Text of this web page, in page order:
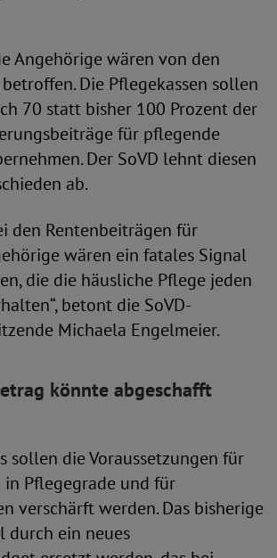
Angehörige wären von den
Die Pflegekassen sollen
70 statt bisher 100 Prozent der
für pflegende
Der SoVD lehnt diesen
ab.
den Rentenbeiträgen für
wären ein fatales Signal
die die häusliche Pflege jeden
betont die SoVD-
Michaela Engelmeier.
könnte abgeschafft
sollen die Voraussetzungen für
Pflegegrade und für
verschärft werden. Das bisherige
durch ein neues